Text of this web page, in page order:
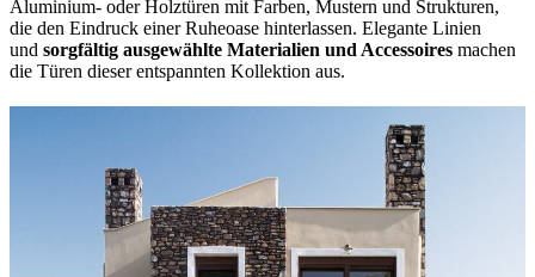
Aluminium- oder Holztüren mit Farben, Mustern und Strukturen,
die den Eindruck einer Ruheoase hinterlassen. Elegante Linien
und sorgfältig ausgewählte Materialien und Accessoires machen
die Türen dieser entspannten Kollektion aus.